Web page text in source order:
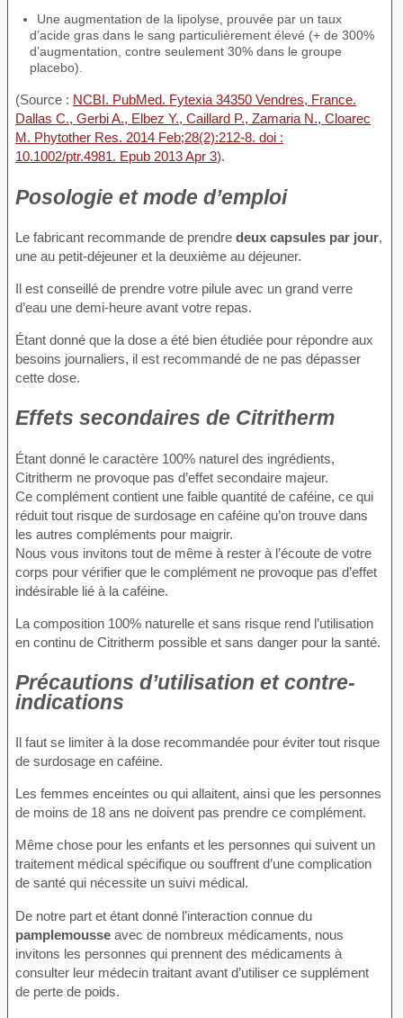
Une augmentation de la lipolyse, prouvée par un taux
d’acide gras dans le sang particulièrement élevé (+ de 300%
d’augmentation, contre seulement 30% dans le groupe
placebo).
(Source : NCBI. PubMed. Fytexia 34350 Vendres, France.
Dallas C., Gerbi A., Elbez Y., Caillard P., Zamaria N., Cloarec
M. Phytother Res. 2014 Feb;28(2):212-8. doi :
10.1002/ptr.4981. Epub 2013 Apr 3).
Posologie et mode d’emploi
Le fabricant recommande de prendre deux capsules par jour,
une au petit-déjeuner et la deuxième au déjeuner.
Il est conseillé de prendre votre pilule avec un grand verre
d’eau une demi-heure avant votre repas.
Étant donné que la dose a été bien étudiée pour répondre aux
besoins journaliers, il est recommandé de ne pas dépasser
cette dose.
Effets secondaires de Citritherm
Étant donné le caractère 100% naturel des ingrédients,
Citritherm ne provoque pas d’effet secondaire majeur.
Ce complément contient une faible quantité de caféine, ce qui
réduit tout risque de surdosage en caféine qu’on trouve dans
les autres compléments pour maigrir.
Nous vous invitons tout de même à rester à l’écoute de votre
corps pour vérifier que le complément ne provoque pas d’effet
indésirable lié à la caféine.
La composition 100% naturelle et sans risque rend l’utilisation
en continu de Citritherm possible et sans danger pour la santé.
Précautions d’utilisation et contre-
indications
Il faut se limiter à la dose recommandée pour éviter tout risque
de surdosage en caféine.
Les femmes enceintes ou qui allaitent, ainsi que les personnes
de moins de 18 ans ne doivent pas prendre ce complément.
Même chose pour les enfants et les personnes qui suivent un
traitement médical spécifique ou souffrent d’une complication
de santé qui nécessite un suivi médical.
De notre part et étant donné l’interaction connue du
pamplemousse avec de nombreux médicaments, nous
invitons les personnes qui prennent des médicaments à
consulter leur médecin traitant avant d’utiliser ce supplément
de perte de poids.